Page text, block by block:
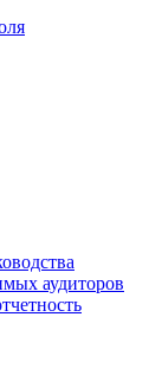
аудиторов